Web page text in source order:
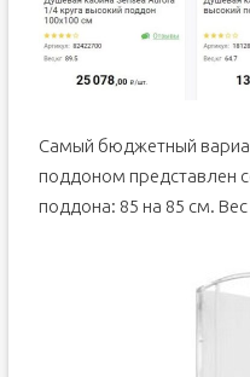
Самый бюджетный
поддоном представлен
поддона: 85 на 85 см. Вес